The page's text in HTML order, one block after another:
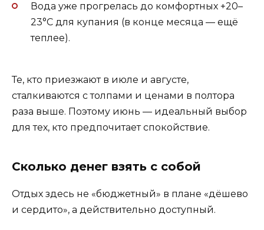
Вода уже прогрелась до комфортных +20–
23°C для купания (в конце месяца — ещё
теплее).
Те, кто приезжают в июле и августе,
сталкиваются с толпами и ценами в полтора
раза выше. Поэтому июнь — идеальный выбор
для тех, кто предпочитает спокойствие.
Сколько денег взять с собой
Отдых здесь не «бюджетный» в плане «дёшево
и сердито», а действительно доступный.